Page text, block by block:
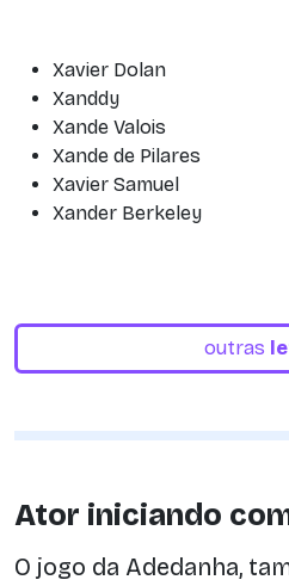
Xavier Dolan
Xanddy
Xande Valois
Xande de Pilares
Xavier Samuel
Xander Berkeley
outras
Ator iniciando
O jogo da Adedanha,